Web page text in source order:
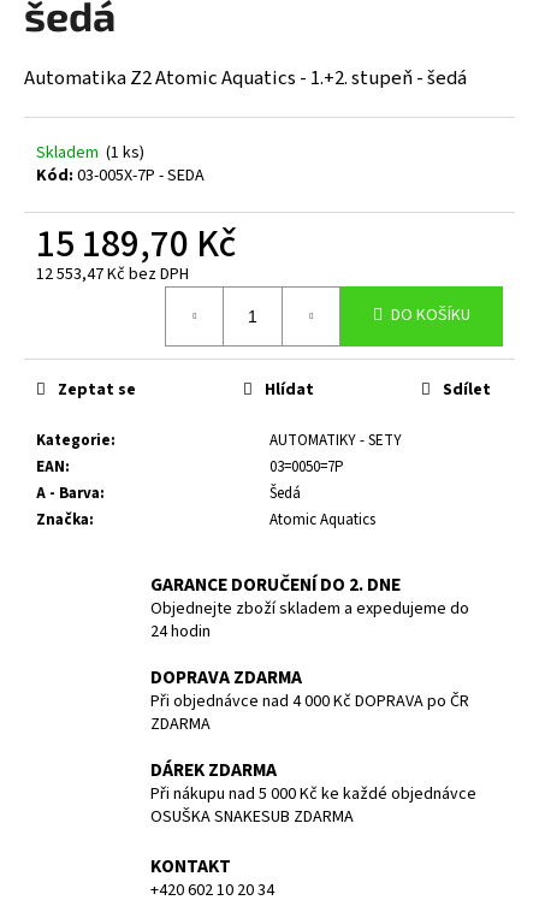
šedá
Automatika Z2 Atomic Aquatics - 1.+2. stupeň - šedá
Skladem (1 ks)
Kód: 03-005X-7P - SEDA
15 189,70 Kč
12 553,47 Kč bez DPH
DO KOŠÍKU
Kategorie:
AUTOMATIKY - SETY
EAN:
03=0050=7P
A - Barva:
Šedá
Značka: Atomic Aquatics
Zeptat se Hlídat Sdílet
GARANCE DORUČENÍ DO 2. DNE
Objednejte zboží skladem a expedujeme do
24 hodin
DOPRAVA ZDARMA
Při objednávce nad 4 000 Kč DOPRAVA po ČR
ZDARMA
DÁREK ZDARMA
Při nákupu nad 5 000 Kč ke každé objednávce
OSUŠKA SNAKESUB ZDARMA
KONTAKT
+420 602 10 20 34
a
j
í
t
?
HLEDAT
D
p
o
u